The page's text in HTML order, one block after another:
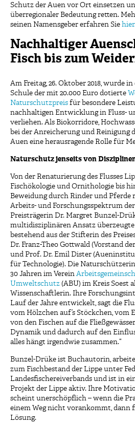
Schutz der Auen vor Ort einsetzen
überregionaler Bedeutung retten.
seinen Namensgeber erfahren Sie
Nachhaltiger
Fisch bis zum
Am Freitag, 26. Oktober 2018, wurde
Schule der mit 20.000 Euro dotierte
Naturschutzpreis für besondere
nachhaltigen Entwicklung in Fluss-
verliehen. Als Biokorridore,
bei der Anreicherung und Reinigung
Auen eine herausragende Rolle für
Naturschutz jenseits von
Von der Renaturierung des Flusses
Fischökologie und Ornithologie bis
Beweidung durch Rinder und Pferde
Arbeits- und Forschungsspektrum
Preisträgerin Dr. Margret Bunzel-
multidisziplinären Ansatz überzeugte
bestehend aus der Stifterin des
Dr. Franz-Theo Gottwald (Vorstand
und Prof. Dr. Emil Dister
für Technologie). Die
30 Jahren im Verein
Umweltschutz (ABU) im Kreis Soest
Wissenschaftlerin. Ihre
Lauf der Jahre entwickelt, sagt die
vom Hölzchen auf’s Stöckchen, vom
von den Fischen auf die
Dynamik und dadurch auf den
alles hängt irgendwie zusammen.“
Bunzel-Drüke ist Buchautorin,
zum Fischbestand der Lippe unter
Landesfischereiverbands und ist in
Projekt der Lippe aktiv. Ihre
scheint unerschöpflich – wenn die
einem Weg nicht vorankommt, dann
Lösung.